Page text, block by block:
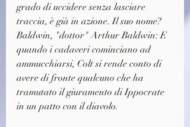
grado di uccidere senza lasciare
traccia, è già in azione. Il suo nome?
Baldwin, "dottor" Arthur Baldwin: E
quando i cadaveri cominciano ad
ammucchiarsi, Colt si rende conto di
avere di fronte qualcuno che ha
tramutato il giuramento di Ippocrate
in un patto con il diavolo.